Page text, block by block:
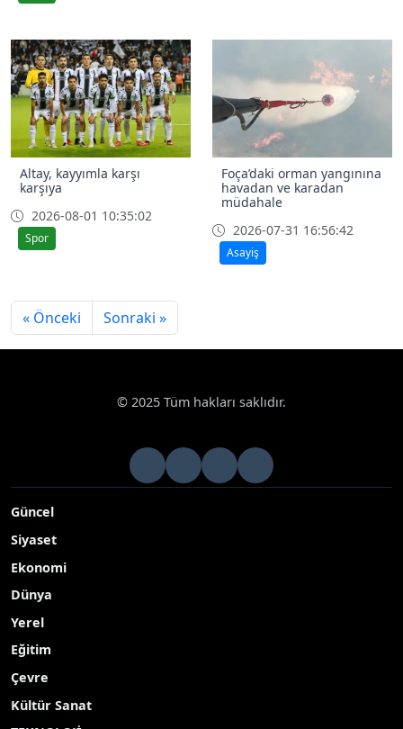
Altay, kayyımla karşı
karşıya
2026-08-01 10:35:02
Spor
Foça’daki orman yangınına
havadan ve karadan
müdahale
2026-07-31 16:56:42
Asayiş
« Önceki Sonraki »
© 2025 Tüm hakları saklıdır.
Güncel
Siyaset
Ekonomi
Dünya
Yerel
Eğitim
Çevre
Kültür Sanat